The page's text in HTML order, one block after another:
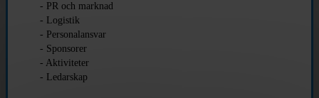
- PR och marknad
- Logistik
- Personalansvar
- Sponsorer
- Aktiviteter
- Ledarskap